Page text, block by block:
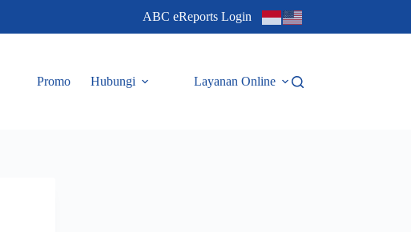
ABC eReports Login
Promo Hubungi Layanan Online